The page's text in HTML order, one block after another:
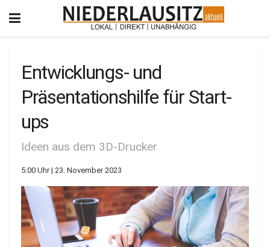
Entwicklungs- und
Präsentationshilfe für Start-
ups
Ideen aus dem 3D-Drucker
5:00 Uhr | 23. November 2023